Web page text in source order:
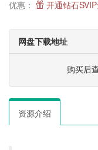
优惠：
开通钻石
网盘下载地址
购买后
资源介绍